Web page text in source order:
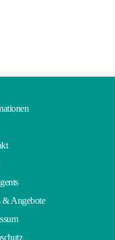
& Angebote